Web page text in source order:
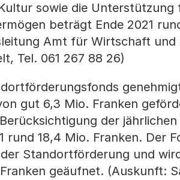
sowie die Unterstützung
beträgt Ende 2021
Amt für Wirtschaft
Tel. 061 267 88 26)
gut 6,3 Mio. Franken
der jährlichen
rund 18,4 Mio. Franken. Der
Standortförderung und
geäufnet. (Auskunft: